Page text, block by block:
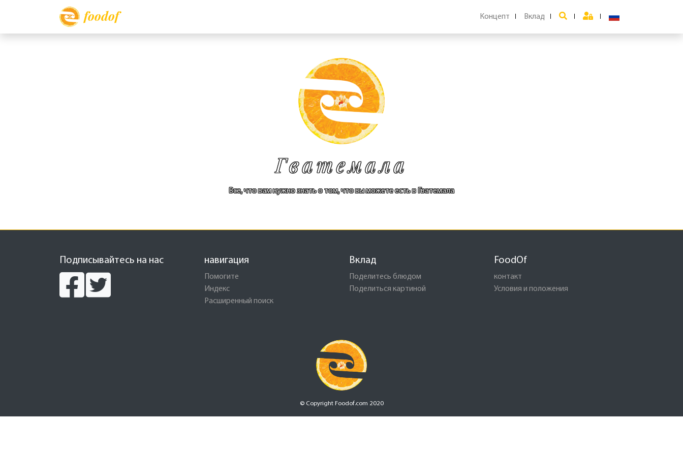
foodof Концепт Вклад
Гватемала
Все, что вам нужно знать о том, что вы можете есть в Гватемала
Подписывайтесь на нас навигация
Помогите
Индекс
Расширенный поиск
Вклад
Поделитесь блюдом
Поделиться картиной
FoodOf
контакт
Условия и положения
© Copyright Foodof.com 2020